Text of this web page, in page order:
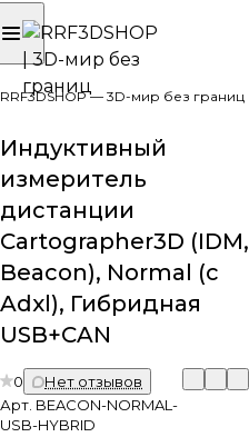
RRF3DSHOP — 3D-мир без границ
Индуктивный
измеритель
дистанции
Cartographer3D (IDM,
Beacon), Normal (с
Adxl), Гибридная
USB+CAN
0
Нет отзывов
Арт. BEACON-NORMAL-
USB-HYBRID